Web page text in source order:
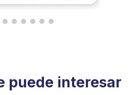
puede interesar